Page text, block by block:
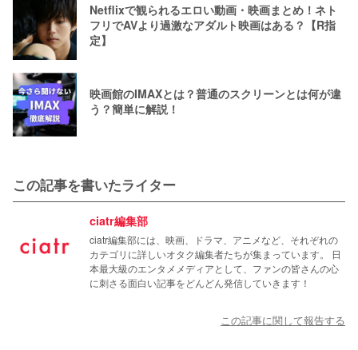
Netflixで観られるエロい動画・映画まとめ！ネト
フリでAVより過激なアダルト映画はある？【R指
定】
映画館のIMAXとは？普通のスクリーンとは何が違
う？簡単に解説！
この記事を書いたライター
ciatr編集部
ciatr編集部には、映画、ドラマ、アニメなど、それぞれの
カテゴリに詳しいオタク編集者たちが集まっています。 日
本最大級のエンタメメディアとして、ファンの皆さんの心
に刺さる面白い記事をどんどん発信していきます！
この記事に関して報告する